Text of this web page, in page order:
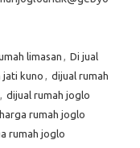
limasan , Di jual
jati kuno , dijual rumah
, dijual rumah joglo
harga rumah joglo
rumah joglo